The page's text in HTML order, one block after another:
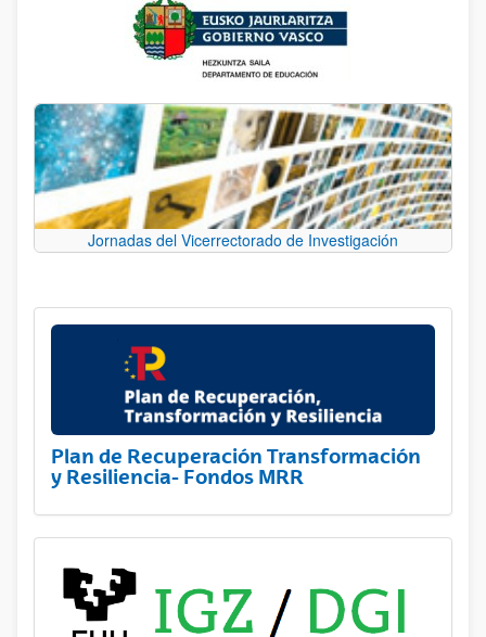
Jornadas del Vicerrectorado de Investigación
Plan de Recuperación Transformación
y Resiliencia- Fondos MRR